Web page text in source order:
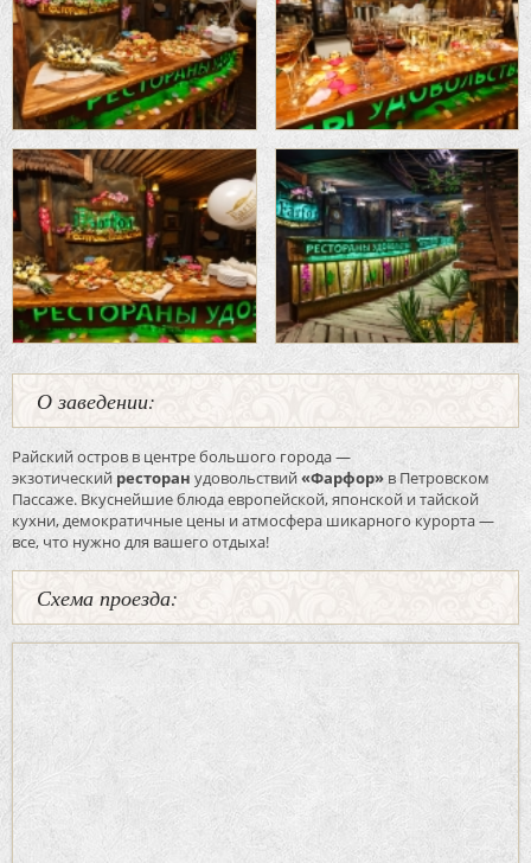
О заведении:
Райский остров в центре большого города —
экзотический ресторан удовольствий«Фарфор»в Петровском
Пассаже. Вкуснейшие блюда европейской, японской и тайской
кухни, демократичные цены и атмосфера шикарного курорта —
все, что нужно для вашего отдыха!
Схема проезда: